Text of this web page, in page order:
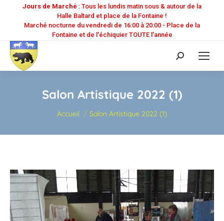
Jours de Marché : Tous les lundis matin sous & autour de la
Halle Baltard et place de la Fontaine !
Marché nocturne du vendredi de 16:00 à 20:00 - Place de la
Fontaine et de l'échiquier TOUTE l'année
Recherche
:
Salon Artistique 2022 (1)
Vous êtes ici :
Accueil Salon Artistique 2022 (1)